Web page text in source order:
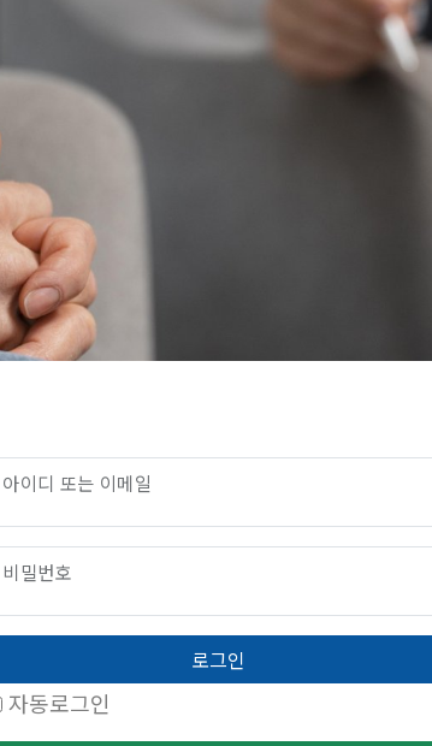
아이디 또는 이메일
비밀번호
로그인
자동로그인